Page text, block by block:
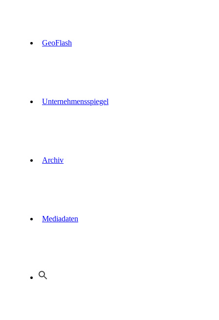
GeoFlash
Unternehmensspiegel
Archiv
Mediadaten